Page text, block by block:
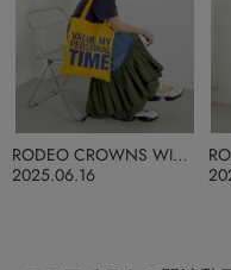
2025.06.16
RODEO CROWNS WIDE
BOWL